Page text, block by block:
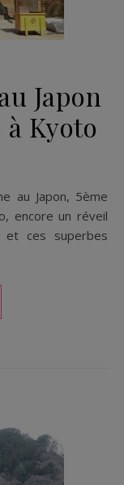
Japon
Kyoto
encore un réveil
et ces superbes